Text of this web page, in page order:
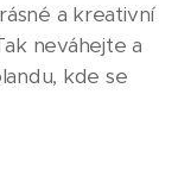
a kreativní
neváhejte a
kde se